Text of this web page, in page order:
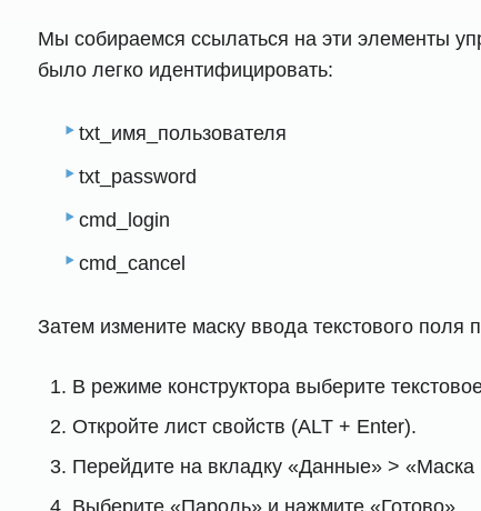
Мы собираемся ссылаться на эти элементы
было легко идентифицировать:
txt_имя_пользователя
txt_password
cmd_login
cmd_cancel
Затем измените маску ввода текстового
В режиме конструктора выберите
Откройте лист свойств (ALT + Enter).
Перейдите на вкладку «Данные» > «Маска
Выберите «Пароль» и нажмите «Готово».